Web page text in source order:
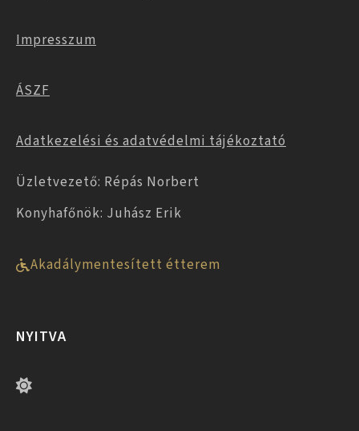
Impresszum
ÁSZF
Adatkezelési és adatvédelmi tájékoztató
Üzletvezető: Répás Norbert
Konyhafőnök: Juhász Erik
Akadálymentesített étterem
NYITVA